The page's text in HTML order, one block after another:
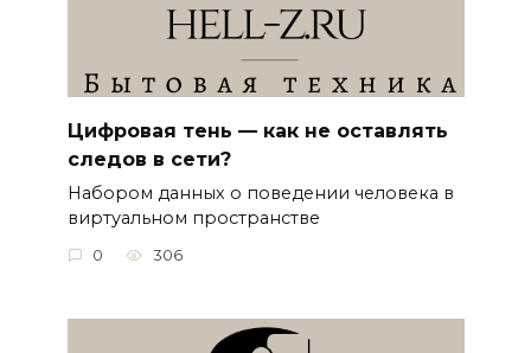
Цифровая тень — как не оставлять
следов в сети?
Набором данных о поведении человека в
виртуальном пространстве
0 306